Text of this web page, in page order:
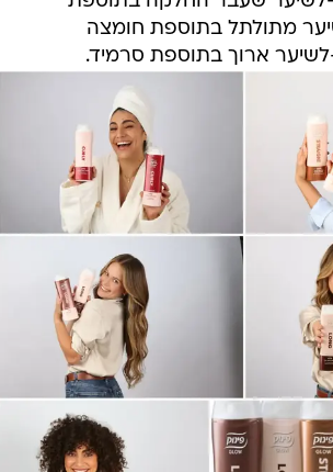
מתולתל בתוספת חומצה
לשיער ארוך בתוספת סרמיד.